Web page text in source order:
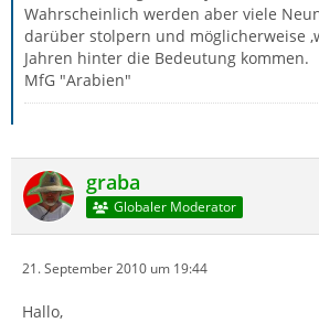
Wahrscheinlich werden aber viele
darüber stolpern und möglicherweise
Jahren hinter die Bedeutung kommen.
MfG "Arabien"
graba
Globaler Moderator
21. September 2010 um 19:44
Hallo,